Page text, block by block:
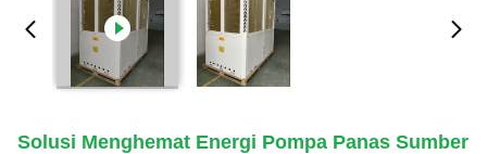
Solusi Menghemat Energi Pompa Panas Sumber